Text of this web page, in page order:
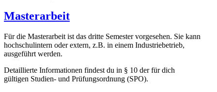
Masterarbeit
Für die Masterarbeit ist das dritte Semester vorgesehen. Sie kann
hochschulintern oder extern, z.B. in einem Industriebetrieb,
ausgeführt werden.
Detaillierte Informationen findest du in § 10 der für dich
gültigen Studien- und Prüfungsordnung (SPO).